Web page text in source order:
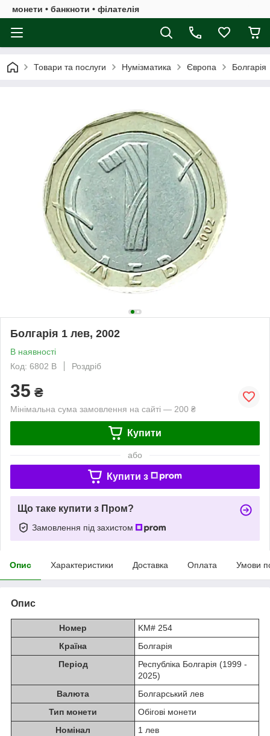
монети • банкноти • філателія
Товари та послуги Нумізматика Європа Болгарія
Болгарія 1 лев, 2002
В наявності
Код: 6802 B
Роздріб
35 ₴
Мінімальна сума замовлення на сайті — 200 ₴
Купити
або
Купити з
Що таке купити з Пром?
Замовлення під захистом
Опис Характеристики Доставка Оплата Умови
Опис
Номер
KM# 254
Країна
Болгарія
Період
Республіка Болгарія (1999 -
2025)
Валюта
Болгарський лев
Тип монети
Обігові монети
Номінал
1 лев